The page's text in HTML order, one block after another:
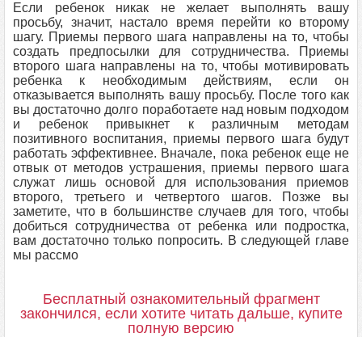
Если ребенок никак не желает выполнять вашу
просьбу, значит, настало время перейти ко второму
шагу. Приемы первого шага направлены на то, чтобы
создать предпосылки для сотрудничества. Приемы
второго шага направлены на то, чтобы мотивировать
ребенка к необходимым действиям, если он
отказывается выполнять вашу просьбу. После того как
вы достаточно долго поработаете над новым подходом
и ребенок привыкнет к различным методам
позитивного воспитания, приемы первого шага будут
работать эффективнее. Вначале, пока ребенок еще не
отвык от методов устрашения, приемы первого шага
служат лишь основой для использования приемов
второго, третьего и четвертого шагов. Позже вы
заметите, что в большинстве случаев для того, чтобы
добиться сотрудничества от ребенка или подростка,
вам достаточно только попросить. В следующей главе
мы рассмо
Бесплатный ознакомительный фрагмент
закончился, если хотите читать дальше, купите
полную версию